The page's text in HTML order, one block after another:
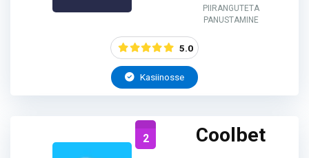
PIIRANGUTETA
PANUSTAMINE
5.0
Kasiinosse
2 Coolbet